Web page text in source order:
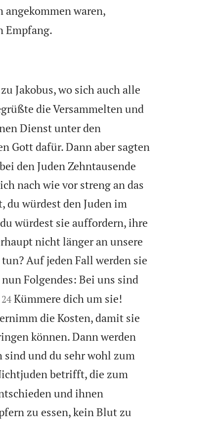
angekommen waren,
Empfang.
Jakobus, wo sich auch alle
die Versammelten und
Dienst unter den
Gott dafür. Dann aber sagten
den Juden Zehntausende
nach wie vor streng an das
du würdest den Juden im
würdest sie auffordern, ihre
nicht länger an unsere
Auf jeden Fall werden sie
Folgendes: Bei uns sind

24 Kümmere dich um sie!
die Kosten, damit sie
können. Dann werden
sind und du sehr wohl zum
betrifft, die zum
und ihnen
zu essen, kein Blut zu